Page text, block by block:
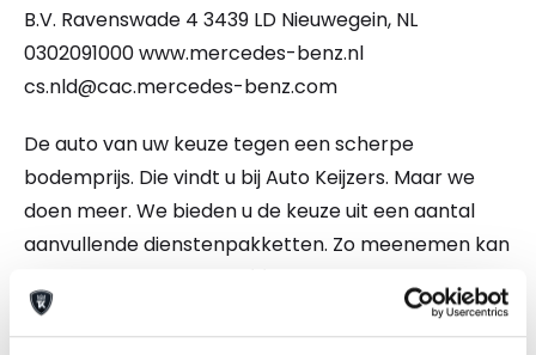
B.V. Ravenswade 4 3439 LD Nieuwegein, NL
0302091000 www.mercedes-benz.nl
cs.nld@cac.mercedes-benz.com
De auto van uw keuze tegen een scherpe
bodemprijs. Die vindt u bij Auto Keijzers. Maar we
doen meer. We bieden u de keuze uit een aantal
aanvullende dienstenpakketten. Zo meenemen kan
afleverpakketten, dan weet u zeker dat u een auto
koopt waar zorg aan besteed is. Wij bieden u de